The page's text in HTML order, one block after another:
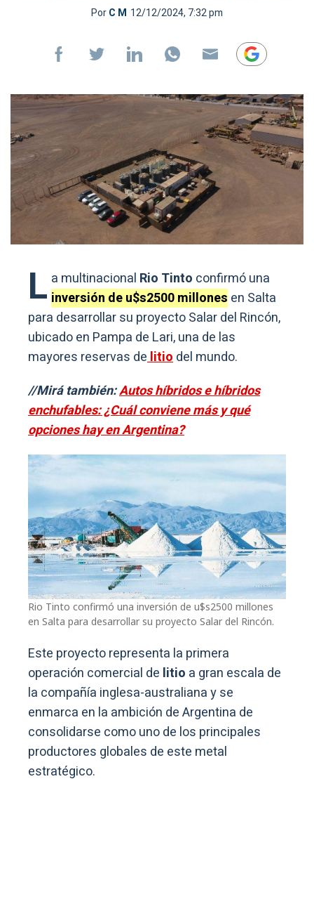
PorC M 12/12/2024, 7:32 pm
L a multinacional Rio Tinto confirmó una
inversión de u$s2500 millones en Salta
para desarrollar su proyecto Salar del Rincón,
ubicado en Pampa de Lari, una de las
mayores reservas delitiodel mundo.
//Mirá también:Autos híbridos e híbridos
enchufables: ¿Cuál conviene más y qué
opciones hay en Argentina?
Rio Tinto confirmó una inversión de u$s2500 millones
en Salta para desarrollar su proyecto Salar del Rincón.
Este proyecto representa la primera
operación comercial de litio a gran escala de
la compañía inglesa-australiana y se
enmarca en la ambición de Argentina de
consolidarse como uno de los principales
productores globales de este metal
estratégico.